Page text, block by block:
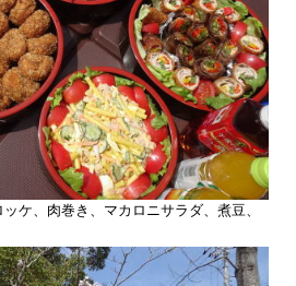
ケ、肉巻き、マカロニサラダ、煮豆、